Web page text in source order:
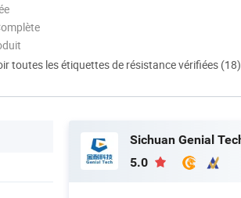
toutes les étiquettes de résistance vérifiées (18)
5.0